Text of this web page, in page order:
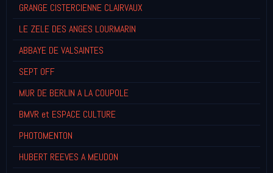
GRANGE CISTERCIENNE CLAIRVAUX
LE ZELE DES ANGES LOURMARIN
ABBAYE DE VALSAINTES
SEPT OFF
MUR DE BERLIN A LA COUPOLE
BMVR et ESPACE CULTURE
PHOTOMENTON
HUBERT REEVES A MEUDON